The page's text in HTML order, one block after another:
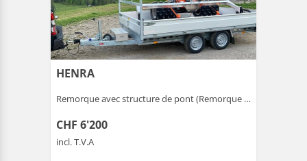
HENRA
Remorque avec structure de pont (Remorque ) |
CHF 6'200
incl. T.V.A